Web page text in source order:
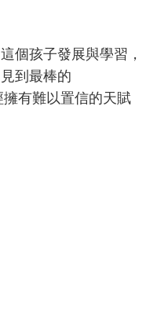
個孩子發展與學習，
到最棒的
有難以置信的天賦